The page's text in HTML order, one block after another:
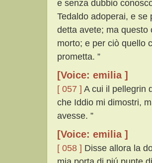
e senza dubbio
Tedaldo adoperai, e
detta avete; ma questo
morto; e per ciò quello
prometta. ”
[Voice: emilia ]
[ 057 ] A cui il pellegrin
che Iddio mi dimostri,
avesse. ”
[Voice: emilia ]
[ 058 ] Disse allora la